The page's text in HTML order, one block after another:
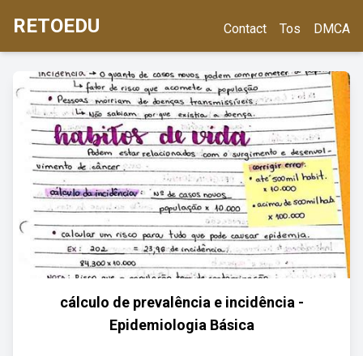
RETOEDU Contact Tos DMCA
cálculo de prevalência e incidência -
Epidemiologia Básica